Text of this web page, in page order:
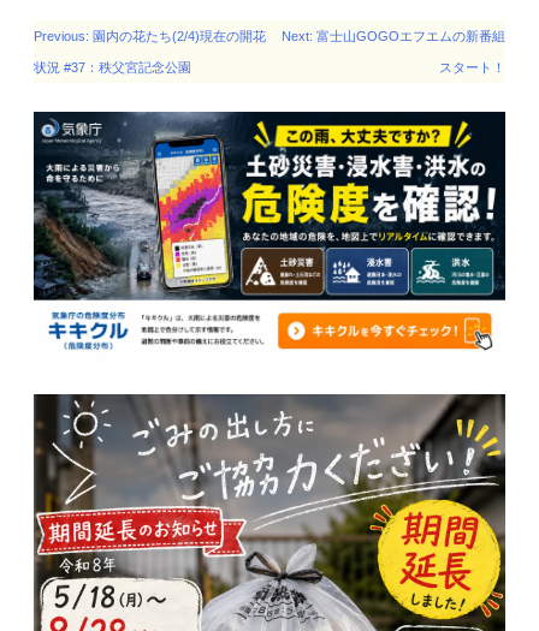
投
稿
ビ
ゲー
ショ
ン
Previous: 園内の花たち(2/4)現在の開花
状況 #37：秩父宮記念公園
Next: 富士山GOGOエフエムの新番組
スタート！